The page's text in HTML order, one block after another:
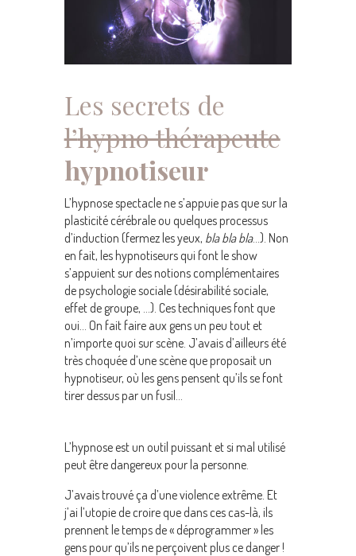
Les secrets de
l’hypno thérapeute
hypnotiseur
L’hypnose spectacle ne s’appuie pas que sur la
plasticité cérébrale ou quelques processus
d’induction (fermez les yeux, bla bla bla…). Non
en fait, les hypnotiseurs qui font le show
s’appuient sur des notions complémentaires
de psychologie sociale (désirabilité sociale,
effet de groupe, …). Ces techniques font que
oui… On fait faire aux gens un peu tout et
n’importe quoi sur scène. J’avais d’ailleurs été
très choquée d’une scène que proposait un
hypnotiseur, où les gens pensent qu’ils se font
tirer dessus par un fusil…
L’hypnose est un outil puissant et si mal utilisé
peut être dangereux pour la personne.
J’avais trouvé ça d’une violence extrême. Et
j’ai l’utopie de croire que dans ces cas-là, ils
prennent le temps de « déprogrammer » les
gens pour qu’ils ne perçoivent plus ce danger !